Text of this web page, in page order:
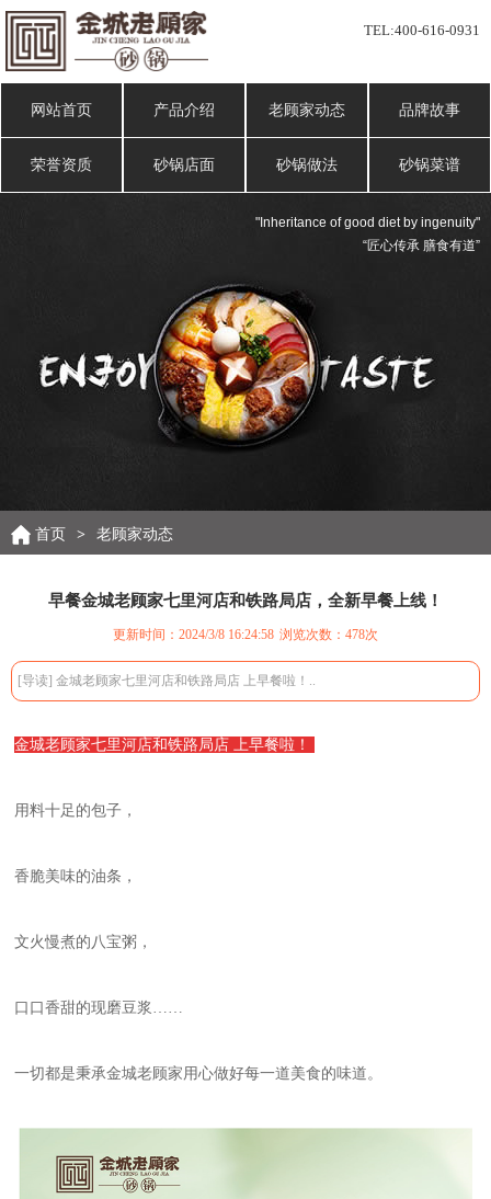
TEL:400-616-0931
网站首页 产品介绍 老顾家动态 品牌故事
荣誉资质 砂锅店面 砂锅做法 砂锅菜谱
"Inheritance of good diet by ingenuity"
“匠心传承 膳食有道”
首页 > 老顾家动态
早餐金城老顾家七里河店和铁路局店，全新早餐上线！
更新时间：2024/3/8 16:24:58 浏览次数： 478次
[导读] 金城老顾家七里河店和铁路局店 上早餐啦！..
金城老顾家七里河店和铁路局店 上早餐啦！
用料十足的包子，
香脆美味的油条，
文火慢煮的八宝粥，
口口香甜的现磨豆浆……
一切都是秉承金城老顾家用心做好每一道美食的味道。